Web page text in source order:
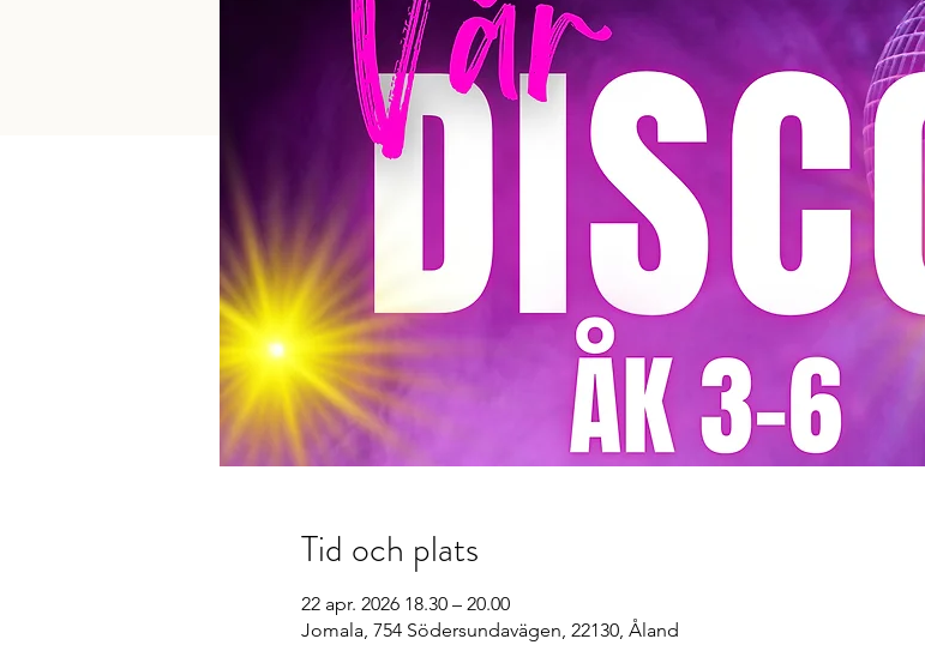
Tid och plats
22 apr. 2026 18.30 – 20.00
Jomala, 754 Södersundavägen, 22130, Åland